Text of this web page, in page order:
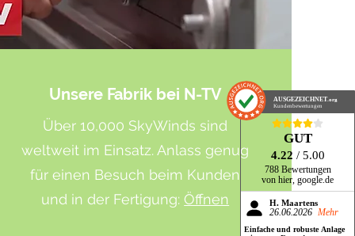
AUSGEZEICHNET .org
Kundenbewertungen
GUT
4.22 / 5.00
788 Bewertungen
von hier, google.de
H. Maartens
26.06.2026 Mehr
Einfache und robuste Anlage
Unsere Fabrik bei N-TV
Über 10,000 SkyWinds sind
weltweit im Einsatz. Anlass genug
für einen Besuch beim Kunden
und in der Fertigung:Öffnen